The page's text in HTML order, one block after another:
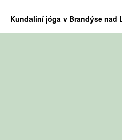
Kundaliní jóga v Brandýse nad